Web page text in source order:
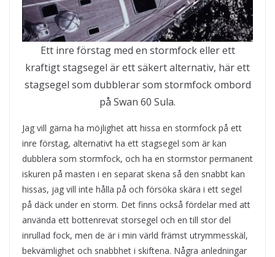
Ett inre förstag med en stormfock eller ett
kraftigt stagsegel är ett säkert alternativ, här ett
stagsegel som dubblerar som stormfock ombord
på Swan 60 Sula.
Jag vill gärna ha möjlighet att hissa en stormfock på ett
inre förstag, alternativt ha ett stagsegel som är kan
dubblera som stormfock, och ha en stormstor permanent
iskuren på masten i en separat skena så den snabbt kan
hissas, jag vill inte hålla på och försöka skära i ett segel
på däck under en storm. Det finns också fördelar med att
använda ett bottenrevat storsegel och en till stor del
inrullad fock, men de är i min värld främst utrymmesskäl,
bekvämlighet och snabbhet i skiftena. Några anledningar